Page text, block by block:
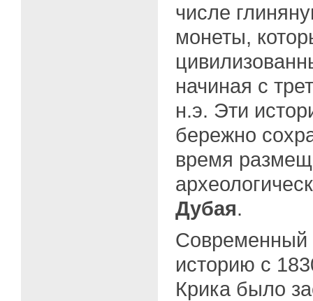
числе
монеты,
начиная с
н.э. Эти
бережно
время
Дубая.
Современный
историю с
Крика было